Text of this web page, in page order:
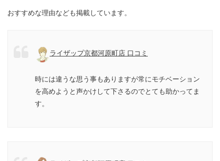
おすすめな理由なども掲載しています。
ライザップ京都河原町店 口コミ
時には違うな思う事もありますが常にモチベーション
を高めようと声かけして下さるのでとても助かってま
す。